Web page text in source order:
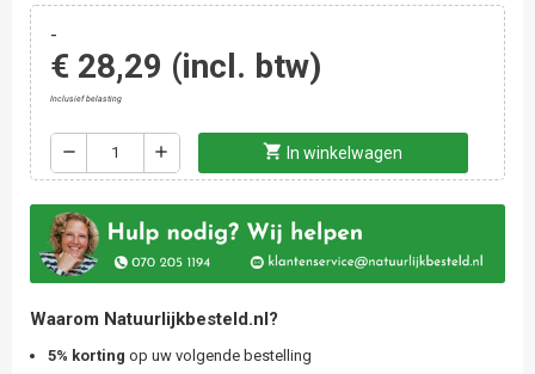
-
€ 28,29 (incl. btw)
Inclusief belasting
remove add shopping_cart In winkelwagen
Waarom Natuurlijkbesteld.nl?
5% korting op uw volgende bestelling